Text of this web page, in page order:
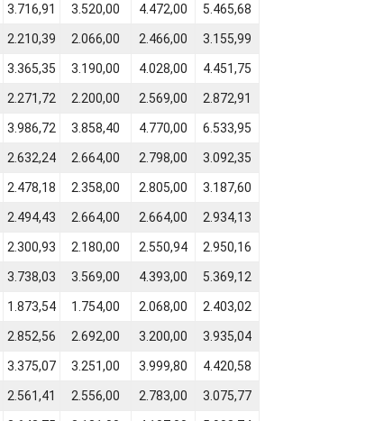
3.716,91 3.520,00 4.472,00 5.465,68
2.210,39 2.066,00 2.466,00 3.155,99
3.365,35 3.190,00 4.028,00 4.451,75
2.271,72 2.200,00 2.569,00 2.872,91
3.986,72 3.858,40 4.770,00 6.533,95
2.632,24 2.664,00 2.798,00 3.092,35
2.478,18 2.358,00 2.805,00 3.187,60
2.494,43 2.664,00 2.664,00 2.934,13
2.300,93 2.180,00 2.550,94 2.950,16
3.738,03 3.569,00 4.393,00 5.369,12
1.873,54 1.754,00 2.068,00 2.403,02
2.852,56 2.692,00 3.200,00 3.935,04
3.375,07 3.251,00 3.999,80 4.420,58
2.561,41 2.556,00 2.783,00 3.075,77